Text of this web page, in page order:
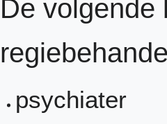
De volgende
psychiater